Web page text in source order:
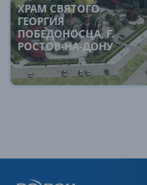
ХРАМ СВЯТОГО
ГЕОРГИЯ
ПОБЕДОНОСЦА, Г.
РОСТОВ-НА-ДОНУ